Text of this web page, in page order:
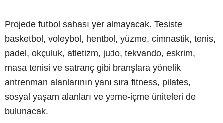
Projede futbol sahası yer almayacak. Tesiste
basketbol, voleybol, hentbol, yüzme, cimnastik, tenis,
padel, okçuluk, atletizm, judo, tekvando, eskrim,
masa tenisi ve satranç gibi branşlara yönelik
antrenman alanlarının yanı sıra fitness, pilates,
sosyal yaşam alanları ve yeme-içme üniteleri de
bulunacak.